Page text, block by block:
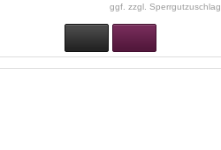
ggf. zzgl. Sperrgutzuschlag